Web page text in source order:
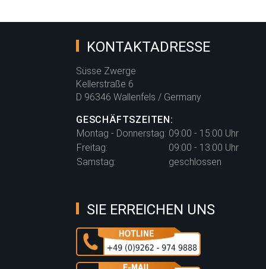
KONTAKTADRESSE
Süsse Zwerge
Kellerstraße 6
D 96346 Wallenfels / Germany
GESCHÄFTSZEITEN:
Montag - Donnerstag: 09:00 - 15:00 Uhr
Freitag:
09:00 - 13:00 Uhr
Samstag:
geschlossen
SIE ERREICHEN UNS